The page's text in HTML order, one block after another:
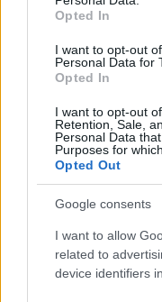
Opted In
I want to opt-out
Personal Data for
Opted In
I want to opt-out
Retention, Sale,
Personal Data
Purposes for
Opted Out
Google consents
I want to allow
related to
device identifiers
Come scegliere un
funzionale
Camilla Fiore · 8 Ago 2026
FITNESS